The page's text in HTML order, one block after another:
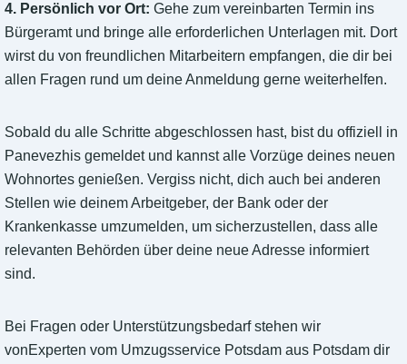
4. Persönlich vor Ort: Gehe zum vereinbarten Termin ins
Bürgeramt und bringe alle erforderlichen Unterlagen mit. Dort
wirst du von freundlichen Mitarbeitern empfangen, die dir bei
allen Fragen rund um deine Anmeldung gerne weiterhelfen.
Sobald du alle Schritte abgeschlossen hast, bist du offiziell in
Panevezhis gemeldet und kannst alle Vorzüge deines neuen
Wohnortes genießen. Vergiss nicht, dich auch bei anderen
Stellen wie deinem Arbeitgeber, der Bank oder der
Krankenkasse umzumelden, um sicherzustellen, dass alle
relevanten Behörden über deine neue Adresse informiert
sind.
Bei Fragen oder Unterstützungsbedarf stehen wir
vonExperten vom Umzugsservice Potsdam aus Potsdam dir